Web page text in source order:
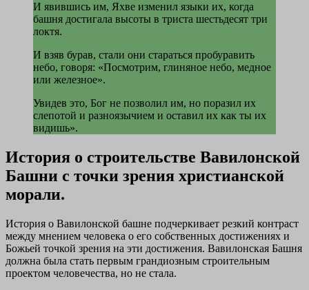
И явившись им, Яхве изменил языки их, когда
башня достигала высоты в триста шестьдесят три
локтя.
И взяв бурав, стали они стараться пробуравить
небо, говоря: «Посмотрим, глиняное небо, медное
или железное».
Увидев это, Бог не позволил им, но поразил их
слепотой и разноязычием и оставил их как ты их
видишь».
История о строительстве Вавилонской
Башни с точки зрения христианской
морали.
История о Вавилонской башне подчеркивает резкий контраст
между мнением человека о его собственных достижениях и
Божьей точкой зрения на эти достижения. Вавилонская Башня
должна была стать первым грандиозным строительным
проектом человечества, но не стала.